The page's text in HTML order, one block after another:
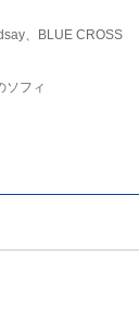
、BLUE CROSS
ソフィ